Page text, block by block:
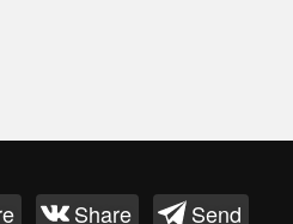
Share
Send